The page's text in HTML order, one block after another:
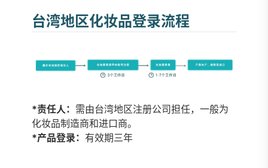
台湾地区化妆品登录流程
*责任人： 需由台湾地区注册公司担任，一般为
化妆品制造商和进口商。
*产品登录： 有效期三年